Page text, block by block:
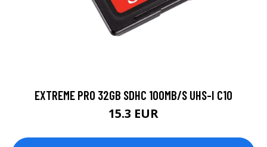
EXTREME PRO 32GB SDHC 100MB/S UHS-I C10
15.3 EUR